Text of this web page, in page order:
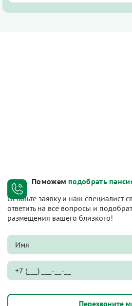
Поможем подобрать
Оставьте заявку и наш специалист
ответить на все вопросы и
размещения вашего близкого!